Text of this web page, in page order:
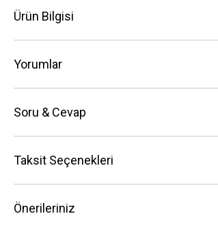
Ürün Bilgisi
Yorumlar
Soru & Cevap
Taksit Seçenekleri
Önerileriniz